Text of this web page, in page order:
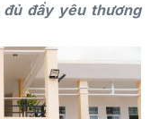
đầy yêu thương